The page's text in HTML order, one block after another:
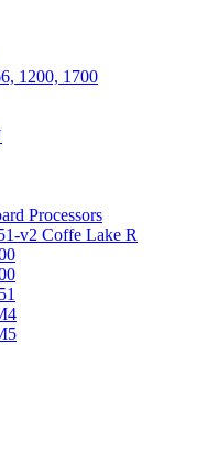
1200, 1700
Processors
v2 Coffe Lake R